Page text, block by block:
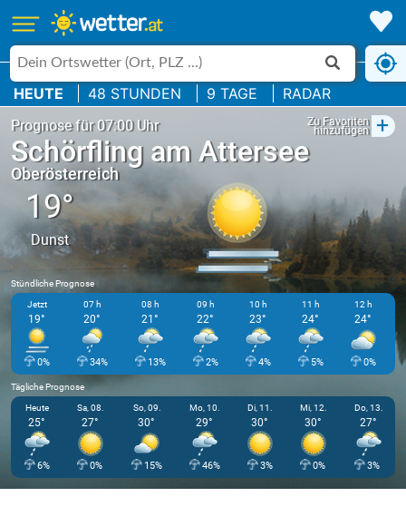
HEUTE 48 STUNDEN 9 TAGE RADAR
Prognose für 07:00 Uhr Zu Favoriten
hinzufügen +
Schörfling am Attersee
Oberösterreich
19°
Dunst
Stündliche Prognose
Jetzt
19°
0%
07 h
20°
34%
08 h
21°
13%
09 h
22°
2%
10 h
23°
4%
11 h
24°
5%
12 h
24°
0%
Tägliche Prognose
Heute
25°
6%
Sa, 08.
27°
0%
So, 09.
30°
15%
Mo, 10.
29°
46%
Di, 11.
30°
3%
Mi, 12.
30°
0%
Do, 13.
27°
3%